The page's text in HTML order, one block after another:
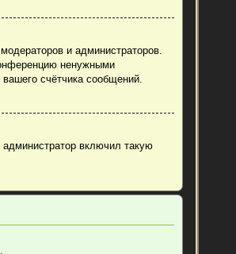
и администраторов.
ненужными
счётчика сообщений.
включил такую